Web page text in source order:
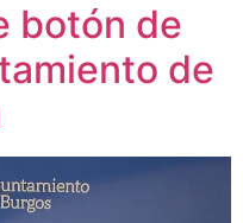
botón de
de